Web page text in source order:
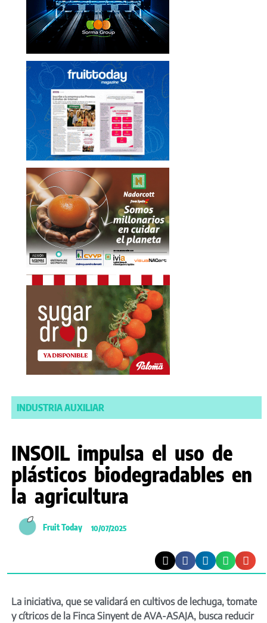
INDUSTRIA AUXILIAR
INSOIL impulsa el uso de
plásticos biodegradables en
la agricultura
Fruit Today 10/07/2025
La iniciativa, que se validará en cultivos de lechuga, tomate
y cítricos de la Finca Sinyent de AVA-ASAJA, busca reducir